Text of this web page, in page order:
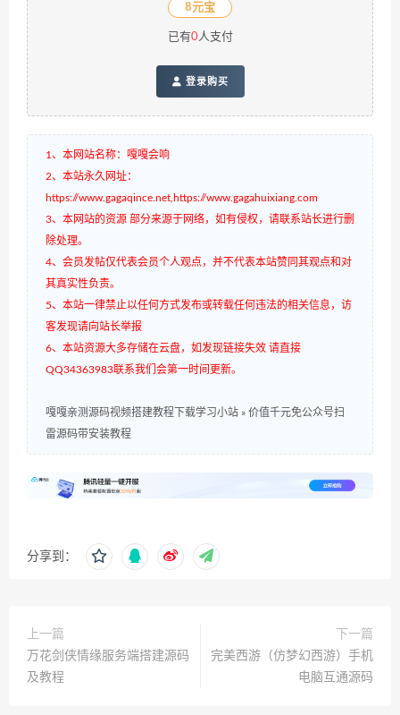
8元宝
已有0人支付
登录购买
1、本网站名称：嘎嘎会响
2、本站永久网址：
https://www.gagaqince.net,https://www.gagahuixiang.com
3、本网站的资源 部分来源于网络，如有侵权，请联系站长进行删
除处理。
4、会员发帖仅代表会员个人观点，并不代表本站赞同其观点和对
其真实性负责。
5、本站一律禁止以任何方式发布或转载任何违法的相关信息，访
客发现请向站长举报
6、本站资源大多存储在云盘，如发现链接失效 请直接
QQ34363983联系我们会第一时间更新。
嘎嘎亲测源码视频搭建教程下载学习小站 » 价值千元免公众号扫
雷源码带安装教程
分享到：
上一篇
万花剑侠情缘服务端搭建源码
及教程
下一篇
完美西游（仿梦幻西游）手机
电脑互通源码